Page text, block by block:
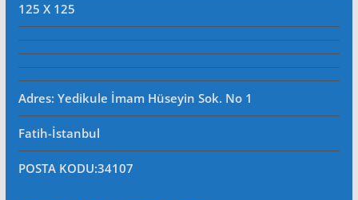
125 X 125
Adres: Yedikule İmam Hüseyin Sok. No 1
Fatih-İstanbul
POSTA KODU:34107